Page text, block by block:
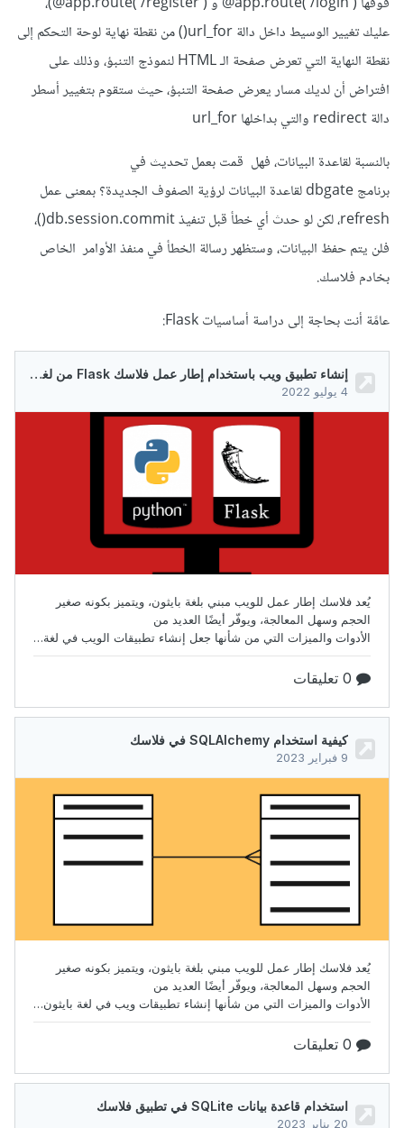
عليك تغيير الوسيط داخل دالة url_for() من نقطة نهاية لوحة التحكم إلى
نقطة النهاية التي تعرض صفحة الـ HTML لنموذج التنبؤ، وذلك على
افتراض أن لديك مسار يعرض صفحة التنبؤ، حيث ستقوم بتغيير أسطر
دالة redirect والتي بداخلها url_for
بالنسبة لقاعدة البيانات، فهل قمت بعمل تحديث في
برنامج dbgate لقاعدة البيانات لرؤية الصفوف الجديدة؟ بمعنى عمل
refresh، لكن لو حدث أي خطأ قبل تنفيذ db.session.commit()،
فلن يتم حفظ البيانات، وستظهر رسالة الخطأ في منفذ الأوامر الخاص
بخادم فلاسك.
عامًة أنت بحاجة إلى دراسة أساسيات Flask: